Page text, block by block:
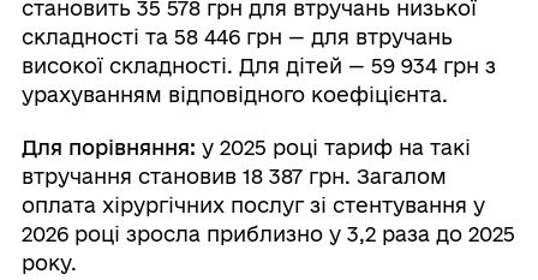
становить 35 578 грн для втручань низької
складності та 58 446 грн — для втручань
високої складності. Для дітей — 59 934 грн з
урахуванням відповідного коефіцієнта.
Для порівняння: у 2025 році тариф на такі
втручання становив 18 387 грн. Загалом
оплата хірургічних послуг зі стентування у
2026 році зросла приблизно у 3,2 раза до 2025
року.